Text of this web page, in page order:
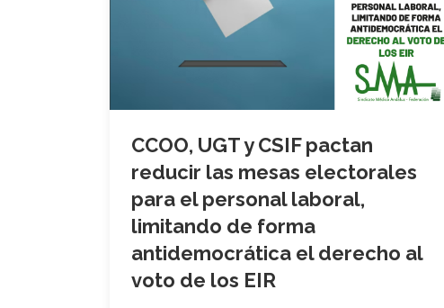
CCOO, UGT y CSIF pactan
reducir las mesas electorales
para el personal laboral,
limitando de forma
antidemocrática el derecho al
voto de los EIR